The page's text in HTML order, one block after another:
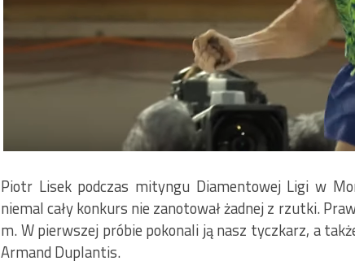
Piotr Lisek podczas mityngu Diamentowej Ligi w
niemal cały konkurs nie zanotował żadnej z rzutki.
m. W pierwszej próbie pokonali ją nasz tyczkarz, a
Armand Duplantis.